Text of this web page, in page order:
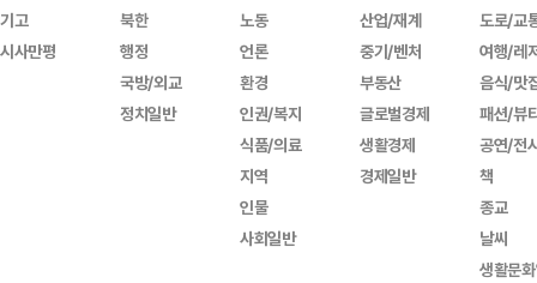
기고
시사만평
북한
행정
국방/외교
정치일반
노동
언론
환경
인권/복지
식품/의료
지역
인물
사회일반
산업/재계
중기/벤처
부동산
글로벌경제
생활경제
경제일반
도로/교
여행/레
음식/맛
패션/뷰
공연/전
책
종교
날씨
생활문